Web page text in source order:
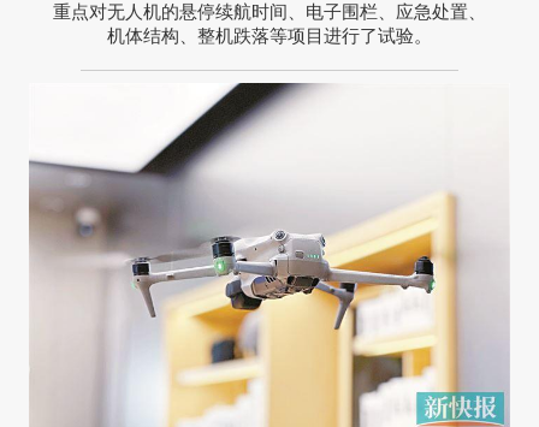
重点对无人机的悬停续航时间、电子围栏、应急处置、
机体结构、整机跌落等项目进行了试验。